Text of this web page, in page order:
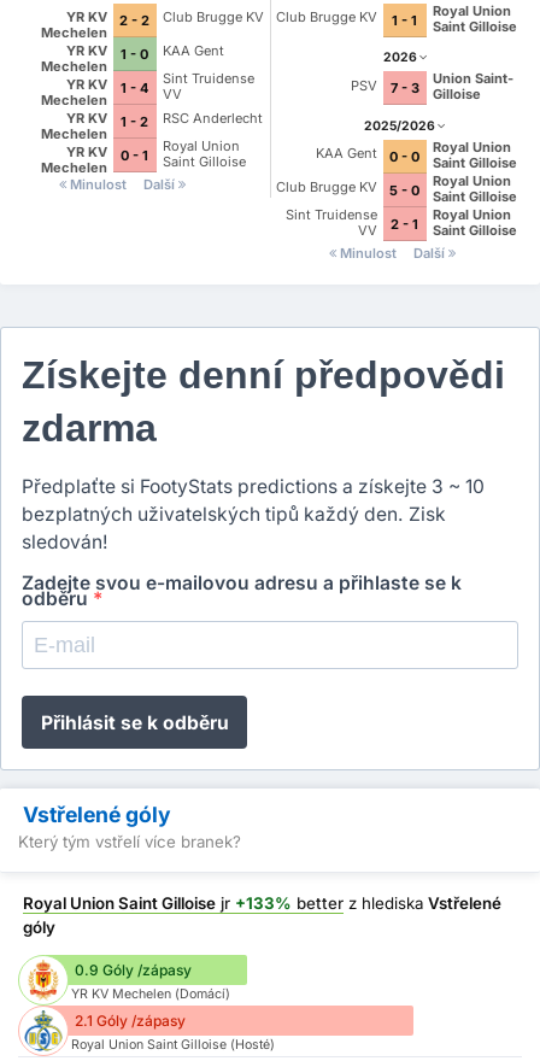
YR KV
Mechelen
2 - 2
Club Brugge KV
YR KV
Mechelen
1 - 0
KAA Gent
YR KV
Mechelen
1 - 4
Sint Truidense
VV
YR KV
Mechelen
1 - 2
RSC Anderlecht
YR KV
Mechelen
0 - 1
Royal Union
Saint Gilloise
Minulost
Další
Club Brugge KV 1 - 1
Royal Union
Saint Gilloise
2026
PSV 7 - 3
Union Saint-
Gilloise
2025/2026
KAA Gent 0 - 0
Royal Union
Saint Gilloise
Club Brugge KV
5 - 0
Royal Union
Saint Gilloise
Sint Truidense
VV
2 - 1
Royal Union
Saint Gilloise
Minulost
Další
Získejte denní předpovědi
zdarma
Předplaťte si FootyStats predictions a získejte 3 ~ 10
bezplatných uživatelských tipů každý den. Zisk
sledován!
Zadejte svou e-mailovou adresu a přihlaste se k
odběru *
Přihlásit se k odběru
Vstřelené góly
Který tým vstřelí více branek?
Royal Union Saint Gilloise jr +133% better z hlediska Vstřelené
góly
0.9 Góly /zápasy
YR KV Mechelen (Domácí)
2.1 Góly /zápasy
Royal Union Saint Gilloise (Hosté)